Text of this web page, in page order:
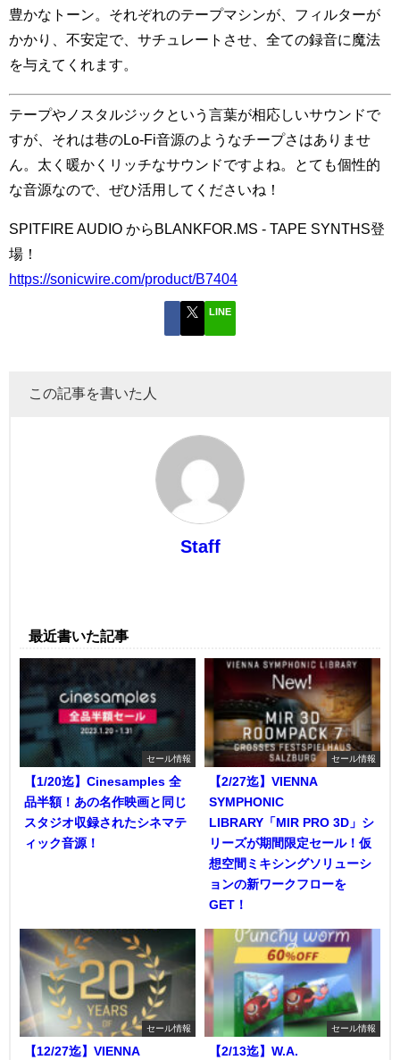
豊かなトーン。それぞれのテープマシンが、フィルターが
かかり、不安定で、サチュレートさせ、全ての録音に魔法
を与えてくれます。
テープやノスタルジックという言葉が相応しいサウンドで
すが、それは巷のLo-Fi音源のようなチープさはありませ
ん。太く暖かくリッチなサウンドですよね。とても個性的
な音源なので、ぜひ活用してくださいね！
SPITFIRE AUDIO からBLANKFOR.MS - TAPE SYNTHS登
場！
https://sonicwire.com/product/B7404
LINE
この記事を書いた人
Staff
最近書いた記事
セール情報
【1/20迄】Cinesamples 全
品半額！あの名作映画と同じ
スタジオ収録されたシネマテ
ィック音源！
セール情報
【2/27迄】VIENNA
SYMPHONIC
LIBRARY「MIR PRO 3D」シ
リーズが期間限定セール！仮
想空間ミキシングソリューシ
ョンの新ワークフローを
GET！
セール情報
【12/27迄】VIENNA
セール情報
【2/13迄】W.A.